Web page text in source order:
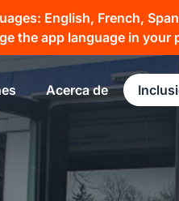
English, French,
the app language in your
Acerca de